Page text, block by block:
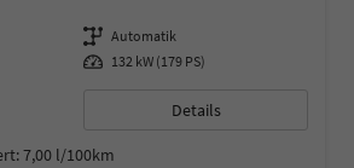
Getriebe Automatik
Leistung 132 kW (179 PS)
Details
7,00 l/100km